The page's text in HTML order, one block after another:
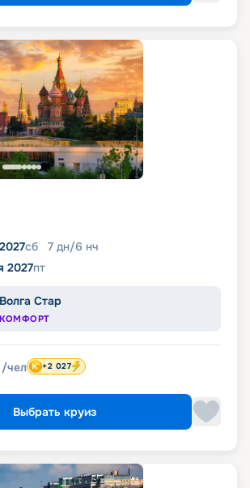
сб 7 дн/6 нч
2027пт
Волга Стар
КОМФОРТ
/чел +2 027
Выбрать круиз